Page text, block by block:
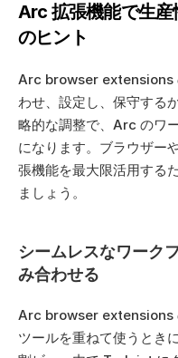
Arc 拡張機能で生産
のヒント
Arc browser extensions
わせ、設定し、保守する
略的な調整で、Arc のワ
になります。ブラウザー
張機能を最大限活用する
ましょう。
シームレスなワーク
み合わせる
Arc browser extensions
ツールを重ねて使うとき